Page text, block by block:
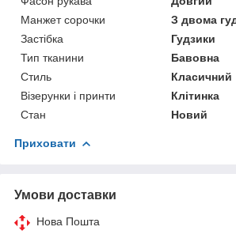
Манжет сорочки
З двома
Застібка
Гудзики
Тип тканини
Бавовна
Стиль
Класичний
Візерунки і принти
Клітинка
Стан
Новий
Приховати
Умови доставки
Нова Пошта